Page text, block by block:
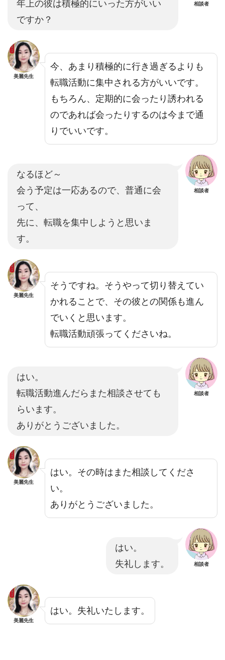
年上の彼は積極的にいった方がいい
ですか？
相談者
美麗先生
今、あまり積極的に行き過ぎるよりも
転職活動に集中される方がいいです。
もちろん、定期的に会ったり誘われる
のであれば会ったりするのは今まで通
りでいいです。
なるほど～
会う予定は一応あるので、普通に会
って、
先に、転職を集中しようと思いま
す。
相談者
美麗先生
そうですね。そうやって切り替えてい
かれることで、その彼との関係も進ん
でいくと思います。
転職活動頑張ってくださいね。
はい。
転職活動進んだらまた相談させても
らいます。
ありがとうございました。
相談者
美麗先生
はい。その時はまた相談してくださ
い。
ありがとうございました。
はい。
失礼します。
相談者
美麗先生
はい。失礼いたします。